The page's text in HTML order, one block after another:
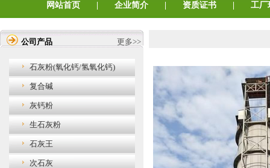
网站首页 企业简介 资质证书 工厂
公司产品 更多>>
石灰粉(氧化钙/氢氧化钙)
复合碱
灰钙粉
生石灰粉
石灰王
次石灰